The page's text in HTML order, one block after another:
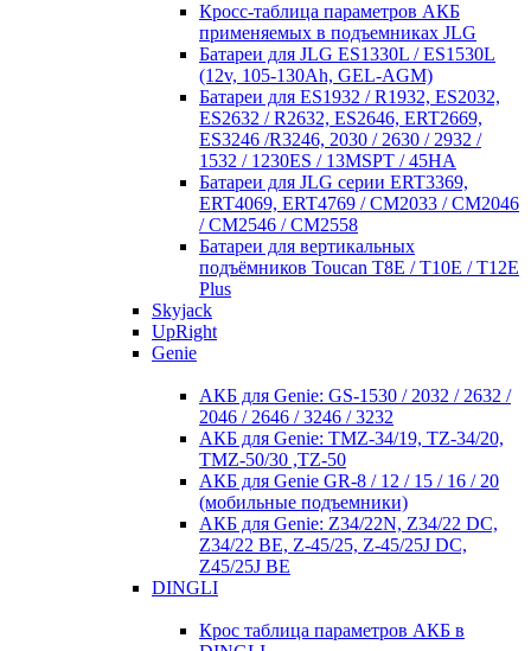
Кросc-таблица параметров АКБ
применяемых в подъемниках JLG
Батареи для JLG ES1330L / ES1530L
(12v, 105-130Ah, GEL-AGM)
Батареи для ES1932 / R1932, ES2032,
ES2632 / R2632, ES2646, ERT2669,
ES3246 /R3246, 2030 / 2630 / 2932 /
1532 / 1230ES / 13MSPT / 45HA
Батареи для JLG серии ERT3369,
ERT4069, ERT4769 / CM2033 / CM2046
/ CM2546 / CM2558
Батареи для вертикальных
подъёмников Toucan T8E / T10E / T12E
Plus
Skyjack
UpRight
Genie
АКБ для Genie: GS-1530 / 2032 / 2632 /
2046 / 2646 / 3246 / 3232
АКБ для Genie: TMZ-34/19, TZ-34/20,
TMZ-50/30 ,TZ-50
АКБ для Genie GR-8 / 12 / 15 / 16 / 20
(мобильные подъемники)
АКБ для Genie: Z34/22N, Z34/22 DC,
Z34/22 BE, Z-45/25, Z-45/25J DC,
Z45/25J BE
DINGLI
Крос таблица параметров АКБ в